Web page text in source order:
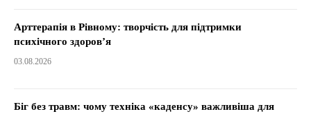
Арттерапія в Рівному: творчість для підтримки
психічного здоров’я
03.08.2026
Біг без травм: чому техніка «каденсу» важливіша для